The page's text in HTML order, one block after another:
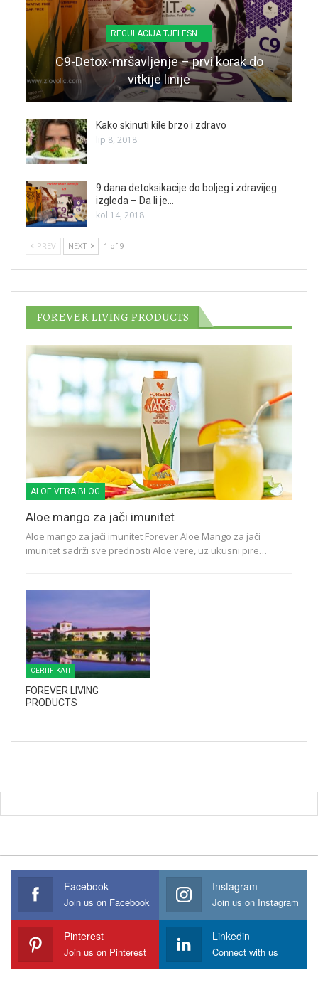
C9-Detox-mršavljenje – prvi korak do
vitkije linije
Kako skinuti kile brzo i zdravo
lip 8, 2018
9 dana detoksikacije do boljeg i zdravijeg
izgleda – Da li je…
kol 14, 2018
PREV NEXT 1 of 9
FOREVER LIVING PRODUCTS
ALOE VERA BLOG
Aloe mango za jači imunitet
Aloe mango za jači imunitet Forever Aloe Mango za jači
imunitet sadrži sve prednosti Aloe vere, uz ukusni pire…
CERTIFIKATI
FOREVER LIVING
PRODUCTS
Facebook
Join us on Facebook
Instagram
Join us on Instagram
Pinterest
Join us on Pinterest
Linkedin
Connect with us